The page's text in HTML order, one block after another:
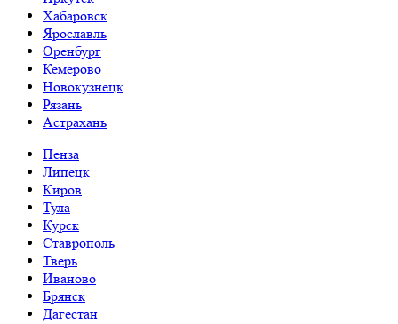
Хабаровск
Ярославль
Оренбург
Кемерово
Новокузнецк
Рязань
Астрахань
Пенза
Липецк
Киров
Тула
Курск
Ставрополь
Тверь
Иваново
Брянск
Дагестан